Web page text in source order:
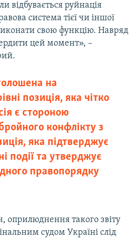
відбувається руйнація
система тієї чи іншої
свою функцію. Навряд
цей момент», –
на
позиція, яка чітко
є стороною
конфлікту з
яка підтверджує
події та утверджує
правопорядку
оприлюднення такого звіту
судом Україні слід